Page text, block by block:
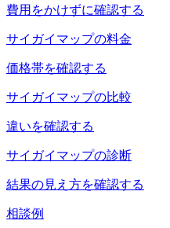
費用をかけずに確認する
サイガイマップの料金
価格帯を確認する
サイガイマップの比較
違いを確認する
サイガイマップの診断
結果の見え方を確認する
相談例